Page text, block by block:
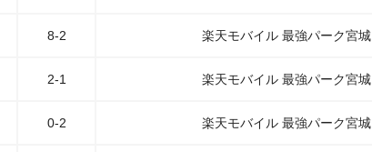
8-2 楽天モバイル 最強パーク宮城
2-1 楽天モバイル 最強パーク宮城
0-2 楽天モバイル 最強パーク宮城